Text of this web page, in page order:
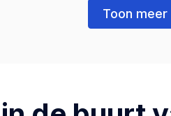
Toon meer